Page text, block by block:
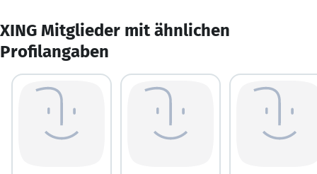
XING Mitglieder mit ähnlichen
Profilangaben